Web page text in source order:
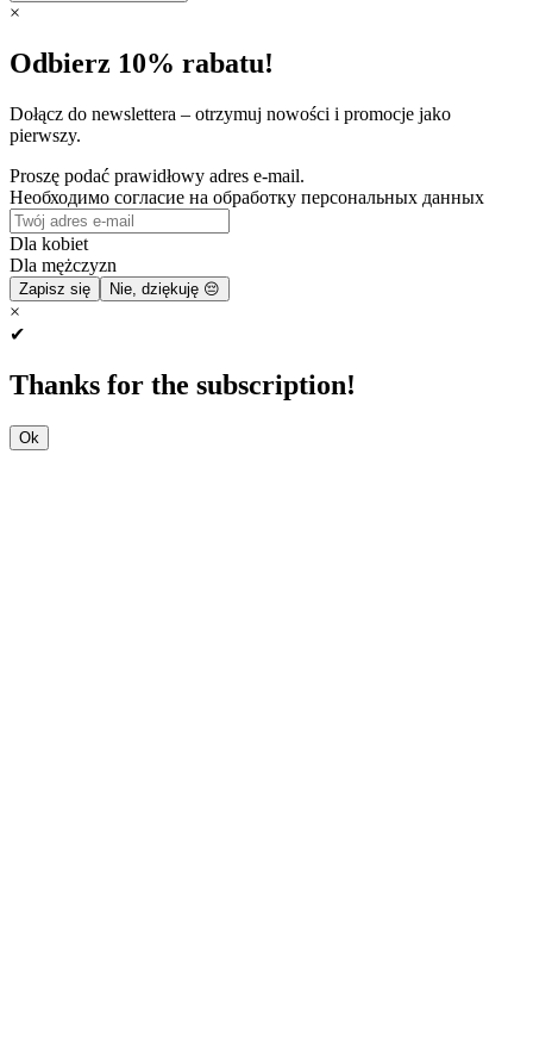
×
Odbierz 10% rabatu!
Dołącz do newslettera – otrzymuj nowości i promocje jako
pierwszy.
Proszę podać prawidłowy adres e-mail.
Необходимо согласие на обработку персональных данных
Dla kobiet
Dla mężczyzn
Zapisz się Nie, dziękuję 😔
×
✔
Thanks for the subscription!
Ok